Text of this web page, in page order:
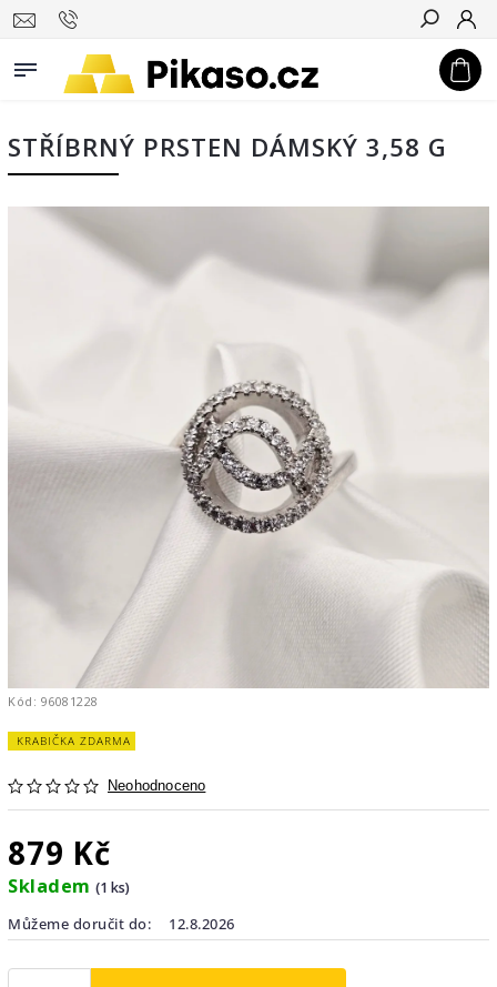
Hledat
STŘÍBRNÝ PRSTEN DÁMSKÝ 3,58 G
Kód: 96081228
KRABIČKA ZDARMA
Neohodnoceno
879 Kč
Skladem (1 ks)
Můžeme doručit do:
12.8.2026